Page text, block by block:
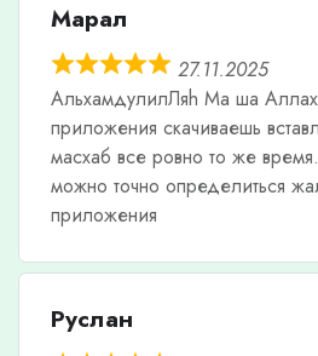
Марал
27.11.2025
АльхамдулилЛяh Ма ша
приложения скачиваешь
масхаб все ровно то же
можно точно определиться
приложения
Руслан